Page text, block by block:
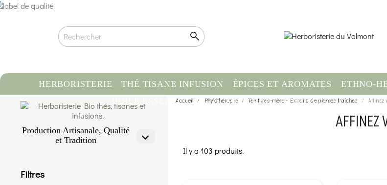
HERBORISTERIE THÉ TISANE INFUSION ÉPICES ET AROMATES ETHNO-
HUILE ESSENTIELLE
COMPLÉMENT ALIMENTAIRE SANTÉ
Production Artisanale, Qualité
et Tradition
Conditionnement artisanal à la main
Filtres
Accueil Phytothérapie Teintures-mère - Extraits de plantes fraîches Affinez
AFFINEZ
Il y a 103 produits.